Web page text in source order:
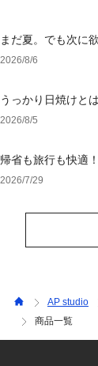
まだ夏。でも次に
2026/8/6
うっかり日焼けと
ェア
2026/8/5
帰省も旅行も快適
2026/7/29
AP studio
商品一覧